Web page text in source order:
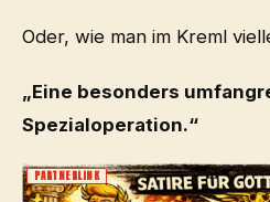
Oder, wie man im Kreml
„Eine besonders
Spezialoperation.“
PARTNERLINK